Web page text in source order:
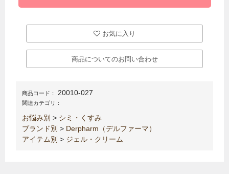
お気に入り
商品についてのお問い合わせ
商品コード： 20010-027
関連カテゴリ：
お悩み別 > シミ・くすみ
ブランド別 > Derpharm（デルファーマ）
アイテム別 > ジェル・クリーム